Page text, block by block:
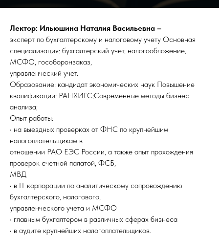
Лектор: Ильюшина Наталия Васильевна –
эксперт по бухгалтерскому и налоговому учету Основная
специализация: бухгалтерский учет, налогообложение,
МСФО, гособоронзаказ,
управленческий учет.
Образование: кандидат экономических наук Повышение
квалификации: РАНХИГС;Современные методы бизнес
анализа;
Опыт работы:
• на выездных проверках от ФНС по крупнейшим
налогоплательщикам в
отношении РАО ЕЭС России, а также опыт прохождения
проверок счетной палатой, ФСБ,
МВД
• в IT корпорации по аналитическому сопровождению
бухгалтерского, налогового,
управленческого учета и МСФО
• главным бухгалтером в различных сферах бизнеса
• в аудите крупнейших налогоплательщиков.